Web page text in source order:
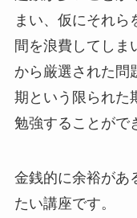
まい、仮にそれら
間を浪費してしま
から厳選された問
期という限られた
勉強することがで
金銭的に余裕があ
たい講座です。